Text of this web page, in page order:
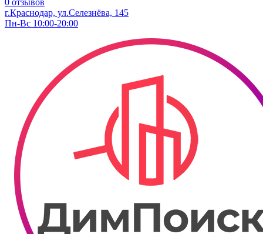
г.Краснодар, ул.Селезнёва, 145
Пн-Вс 10:00-20:00